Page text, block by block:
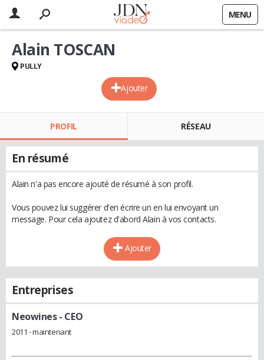
MENU
Ajouter
Alain TOSCAN
PULLY
PROFIL RÉSEAU
En résumé
Alain n'a pas encore ajouté de résumé à son profil.
Vous pouvez lui suggérer d'en écrire un en lui envoyant un
message. Pour cela ajoutez d'abord Alain à vos contacts.
Ajouter
Entreprises
Neowines- CEO
2011 - maintenant